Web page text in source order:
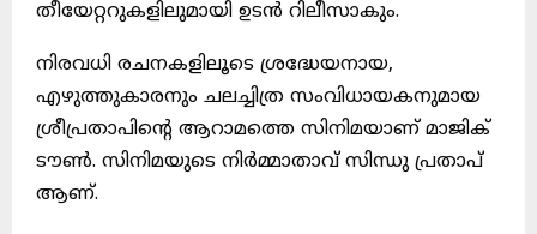
തീയേറ്ററുകളിലുമായി ഉടൻ റിലീസാകും.
നിരവധി രചനകളിലൂടെ ശ്രദ്ധേയനായ,
എഴുത്തുകാരനും ചലച്ചിത്ര സംവിധായകനുമായ
ശ്രീപ്രതാപിൻ്റെ ആറാമത്തെ സിനിമയാണ് മാജിക്
ടൗൺ. സിനിമയുടെ നിർമ്മാതാവ് സിന്ധു പ്രതാപ്
ആണ്.